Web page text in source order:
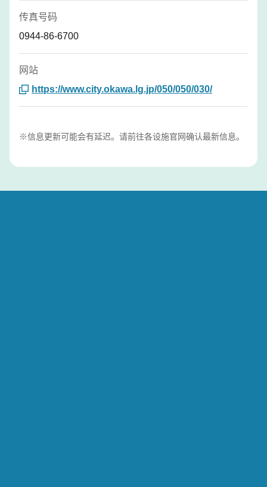
传真号码
0944-86-6700
网站
https://www.city.okawa.lg.jp/050/050/030/
※信息更新可能会有延迟。请前往各设施官网确认最新信息。